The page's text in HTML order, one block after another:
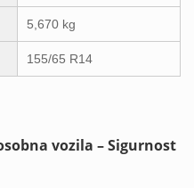
5,670 kg
155/65 R14
vozila – Sigurnost